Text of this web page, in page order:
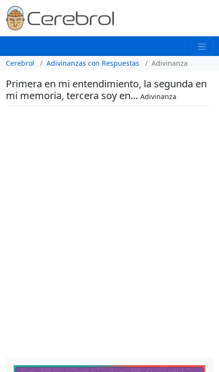
Cerebrol Adivinanzas con Respuestas Adivinanza
Primera en mi entendimiento, la segunda en
mi memoria, tercera soy en... Adivinanza